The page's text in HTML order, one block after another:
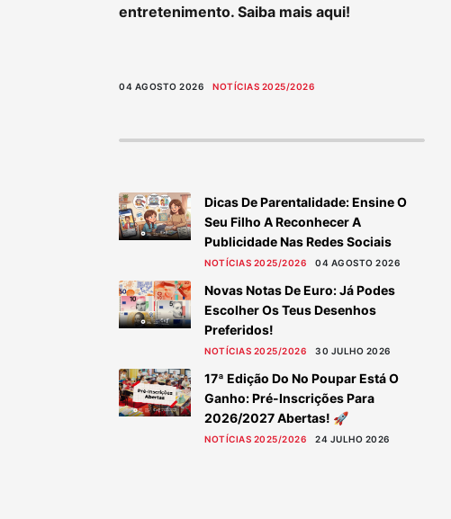
entretenimento. Saiba mais aqui!
04 AGOSTO 2026 NOTÍCIAS 2025/2026
Dicas De Parentalidade: Ensine O
Seu Filho A Reconhecer A
Publicidade Nas Redes Sociais
NOTÍCIAS 2025/2026 04 AGOSTO 2026
Novas Notas De Euro: Já Podes
Escolher Os Teus Desenhos
Preferidos!
NOTÍCIAS 2025/2026 30 JULHO 2026
17ª Edição Do No Poupar Está O
Ganho: Pré-Inscrições Para
2026/2027 Abertas! 🚀
NOTÍCIAS 2025/2026 24 JULHO 2026